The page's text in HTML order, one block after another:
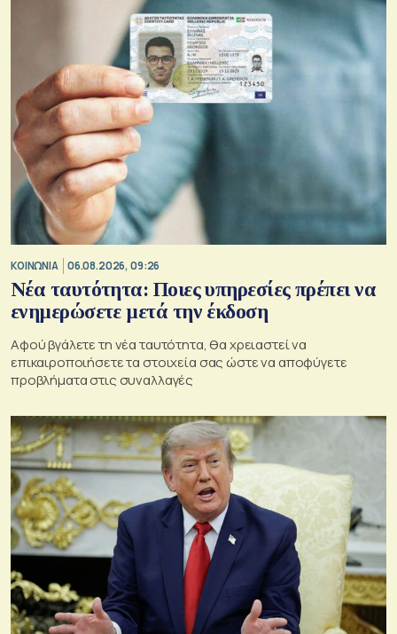
ΚΟΙΝΩΝΙΑ 06.08.2026, 09:26
Νέα ταυτότητα: Ποιες υπηρεσίες πρέπει να
ενημερώσετε μετά την έκδοση
Αφού βγάλετε τη νέα ταυτότητα, θα χρειαστεί να
επικαιροποιήσετε τα στοιχεία σας ώστε να αποφύγετε
προβλήματα στις συναλλαγές